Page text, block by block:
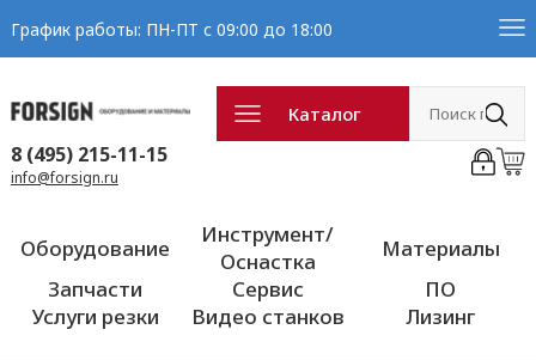
График работы: ПН-ПТ с 09:00 до 18:00
Каталог
8 (495) 215-11-15
info@forsign.ru
Оборудование
Инструмент/
Оснастка
Материалы
Запчасти
Сервис
ПО
Услуги резки
Видео станков Лизинг